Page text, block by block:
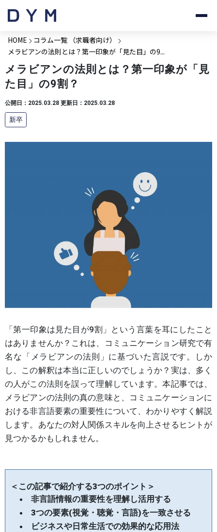
HOME
コラム一覧 （求職者向け）
メラビアンの法則とは？第一印象が「見た目」の9...
メラビアンの法則とは？第一印象が「見
た目」の9割？
公開日：2025.03.28 更新日：2025.03.28
新卒
「第一印象は見た目が9割」という言葉を耳にしたこと
はありませんか？これは、コミュニケーション研究で有
名な「メラビアンの法則」に基づいた言説です。しか
し、この解釈は本当に正しいのでしょうか？実は、多く
の人がこの法則を誤って理解しています。本記事では、
メラビアンの法則の真の意味と、コミュニケーションに
おける非言語要素の重要性について、わかりやすく解説
します。あなたの対人関係スキルを向上させるヒントが
見つかるかもしれません。
＜この記事で紹介する3つのポイント＞
非言語情報の重要性を理解し活用する
3つの要素(視覚・聴覚・言語)を一致させる
ビジネスや日常生活での効果的な応用法